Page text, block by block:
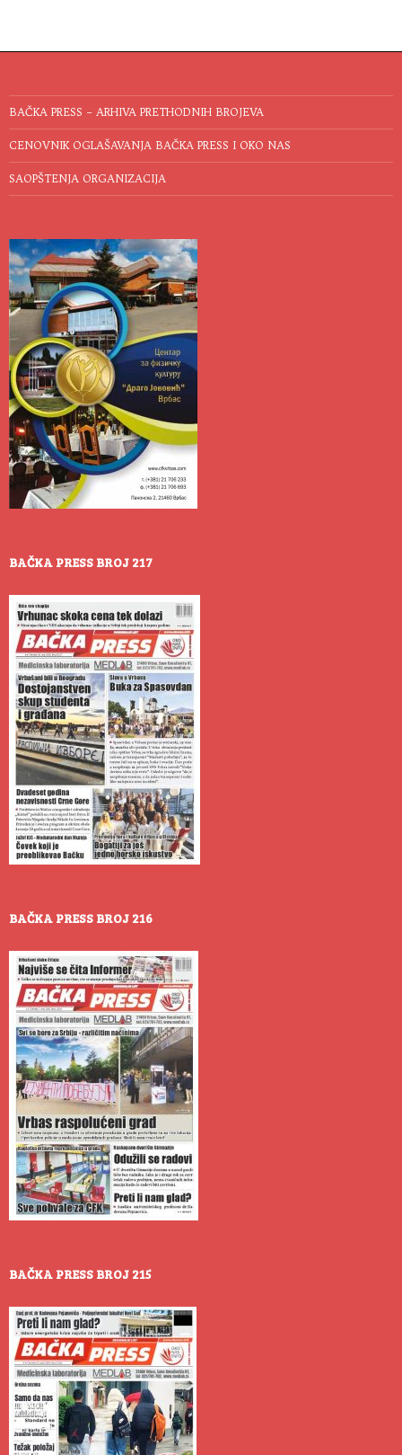
BAČKA PRESS – ARHIVA PRETHODNIH BROJEVA
CENOVNIK OGLAŠAVANJA BAČKA PRESS I OKO NAS
SAOPŠTENJA ORGANIZACIJA
BAČKA PRESS BROJ 217
BAČKA PRESS BROJ 216
BAČKA PRESS BROJ 215